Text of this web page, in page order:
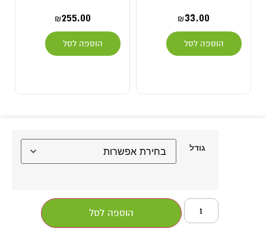
₪33.00
הוספה לסל
₪255.00
הוספה לסל
גודל
הוספה לסל